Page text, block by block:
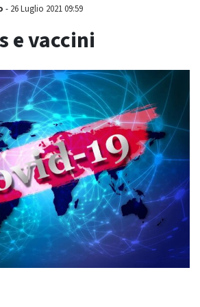
- 26 Luglio 2021 09:59
e vaccini